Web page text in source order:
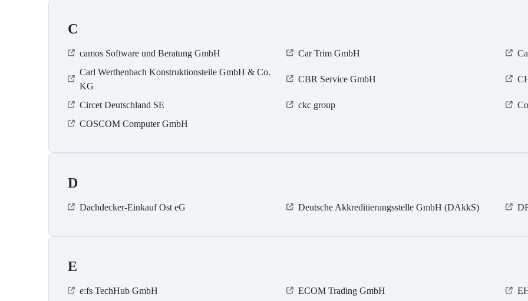
C
camos Software und Beratung GmbH Car Trim GmbH
Carl Werthenbach Konstruktionsteile GmbH & Co.
KG
CBR Service GmbH
Circet Deutschland SE ckc group
COSCOM Computer GmbH
D
Dachdecker-Einkauf Ost eG Deutsche Akkreditierungsstelle GmbH (DAkkS)
E
e:fs TechHub GmbH ECOM Trading GmbH